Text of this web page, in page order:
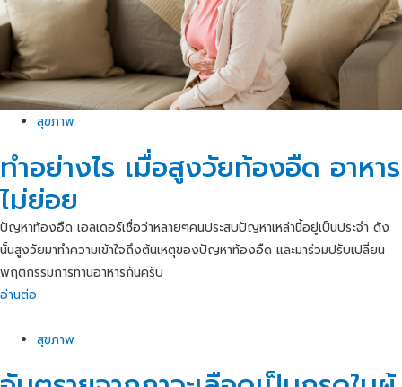
สุขภาพ
ทำอย่างไร เมื่อสูงวัยท้องอืด อาหาร
ไม่ย่อย
ปัญหาท้องอืด เอลเดอร์เชื่อว่าหลายๆคนประสบปัญหาเหล่านี้อยู่เป็นประจำ ดัง
นั้นสูงวัยมาทำความเข้าใจถึงต้นเหตุของปัญหาท้องอืด และมาร่วมปรับเปลี่ยน
พฤติกรรมการทานอาหารกันครับ
อ่านต่อ
สุขภาพ